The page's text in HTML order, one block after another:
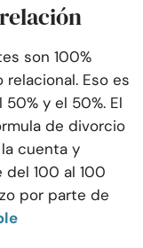
son 100%
Eso es
y el 50%. El
de divorcio
cuenta y
100 al 100
por parte de